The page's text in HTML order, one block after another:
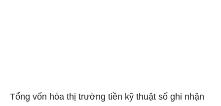
Tổng vốn hóa thị trường tiền kỹ thuật số ghi nhận